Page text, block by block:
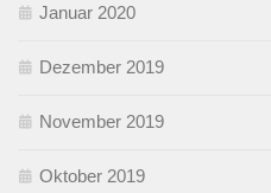
Januar 2020
Dezember 2019
November 2019
Oktober 2019